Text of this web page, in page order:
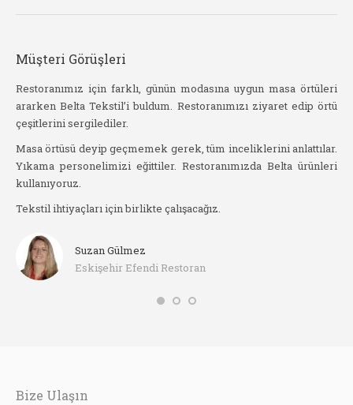
Müşteri Görüşleri
Restoranımız için farklı, günün modasına uygun masa örtüleri
ararken Belta Tekstil’i buldum. Restoranımızı ziyaret edip örtü
çeşitlerini sergilediler.
Masa örtüsü deyip geçmemek gerek, tüm inceliklerini anlattılar.
Yıkama personelimizi eğittiler. Restoranımızda Belta ürünleri
kullanıyoruz.
Tekstil ihtiyaçları için birlikte çalışacağız.
Suzan Gülmez
Eskişehir Efendi Restoran
Bize Ulaşın